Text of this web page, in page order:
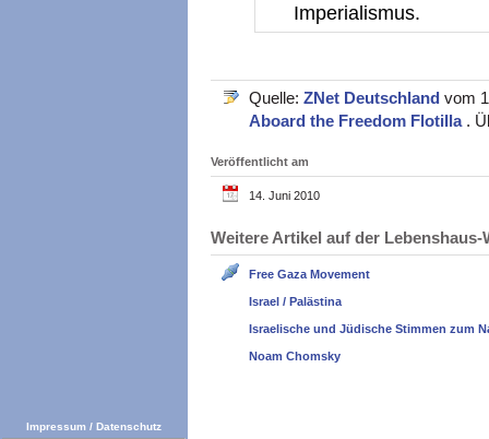
Imperialismus.
Quelle: ZNet Deutschland vom
Aboard the Freedom Flotilla .
Veröffentlicht am
14. Juni 2010
Weitere Artikel auf der
Free Gaza Movement
Israel / Palästina
Israelische und Jüdische Stimmen zum
Noam Chomsky
Impressum / Datenschutz